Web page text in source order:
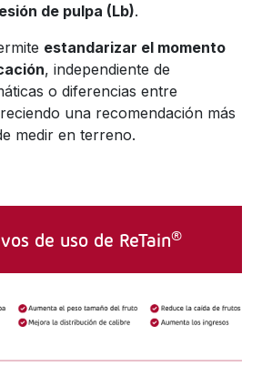
de pulpa (Lb).
estandarizar el momento
, independiente de
o diferencias entre
una recomendación más
medir en terreno.
de uso de ReTain®